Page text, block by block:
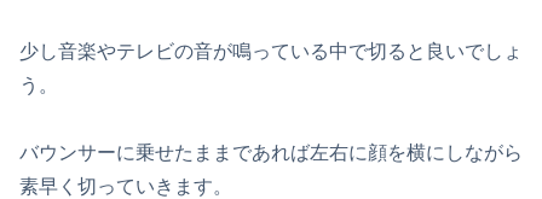
少し音楽やテレビの音が鳴っている中で切ると良いでしょ
う。
バウンサーに乗せたままであれば左右に顔を横にしながら
素早く切っていきます。